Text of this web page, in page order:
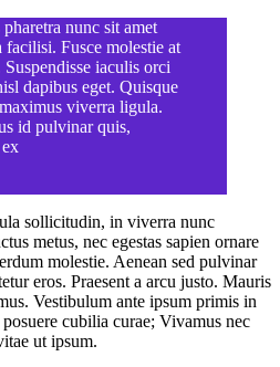
nunc sit amet
facilisi. Fusce molestie at
iaculis orci
dapibus eget. Quisque
viverra ligula.
id pulvinar quis,
sollicitudin, in viverra nunc
metus, nec egestas sapien ornare
molestie. Aenean sed pulvinar
eros. Praesent a arcu justo. Mauris
Vestibulum ante ipsum primis in
cubilia curae; Vivamus nec
ut ipsum.